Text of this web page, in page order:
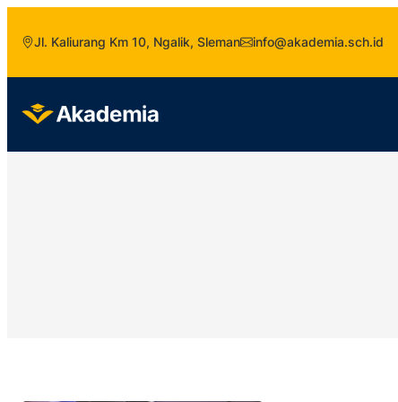
Jl. Kaliurang Km 10, Ngalik, Sleman info@akademia.sch.id